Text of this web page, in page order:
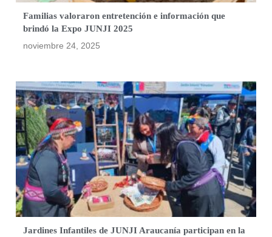
Familias valoraron entretención e información que
brindó la Expo JUNJI 2025
noviembre 24, 2025
Jardines Infantiles de JUNJI Araucanía participan en la